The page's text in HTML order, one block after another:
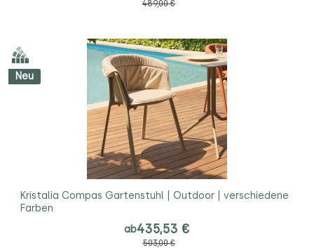
489,00 €
Neu
Kristalia Compas Gartenstuhl | Outdoor | verschiedene
Farben
ab435,53 €
503,00 €